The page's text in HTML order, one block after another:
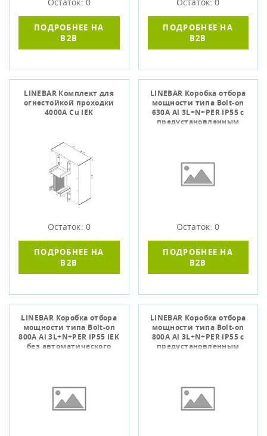
ПОДРОБНЕЕ НА
B2B
ПОДРОБНЕЕ НА
B2B
LINEBAR Комплект для
огнестойкой проходки
4000А Cu IEK
Остаток: 0
ПОДРОБНЕЕ НА
B2B
LINEBAR Коробка отбора
мощности типа Bolt-on
630А Al 3L+N+PER IP55 с
предустановленным
Остаток: 0
ПОДРОБНЕЕ НА
B2B
LINEBAR Коробка отбора
мощности типа Bolt-on
800А Al 3L+N+PER IP55 IEK
без автоматического
LINEBAR Коробка отбора
мощности типа Bolt-on
800А Al 3L+N+PER IP55 с
предустановленным